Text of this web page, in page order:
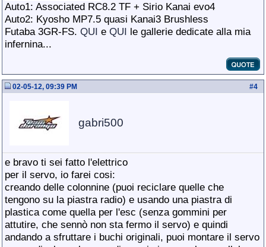
Auto1: Associated RC8.2 TF + Sirio Kanai evo4
Auto2: Kyosho MP7.5 quasi Kanai3 Brushless
Futaba 3GR-FS. QUI e QUI le gallerie dedicate alla mia
infernina...
#4
02-05-12, 09:39 PM
gabri500
e bravo ti sei fatto l'elettrico
per il servo, io farei cosi:
creando delle colonnine (puoi reciclare quelle che
tengono su la piastra radio) e usando una piastra di
plastica come quella per l'esc (senza gommini per
attutire, che sennò non sta fermo il servo) e quindi
andando a sfruttare i buchi originali, puoi montare il servo